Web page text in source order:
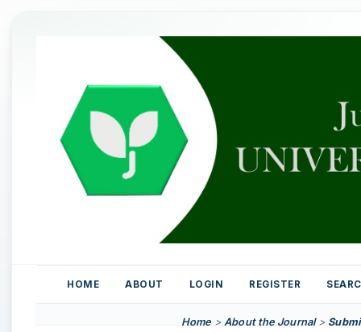
HOME ABOUT LOGIN REGISTER
Home>About the Journal>